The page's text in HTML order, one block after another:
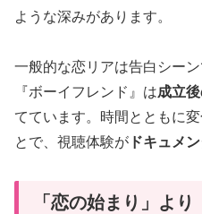
ような深みがあります。
一般的な恋リアは告白シー
『ボーイフレンド』は成立
てています。時間とともに
とで、視聴体験が ドキュメ
「恋の始まり」よ